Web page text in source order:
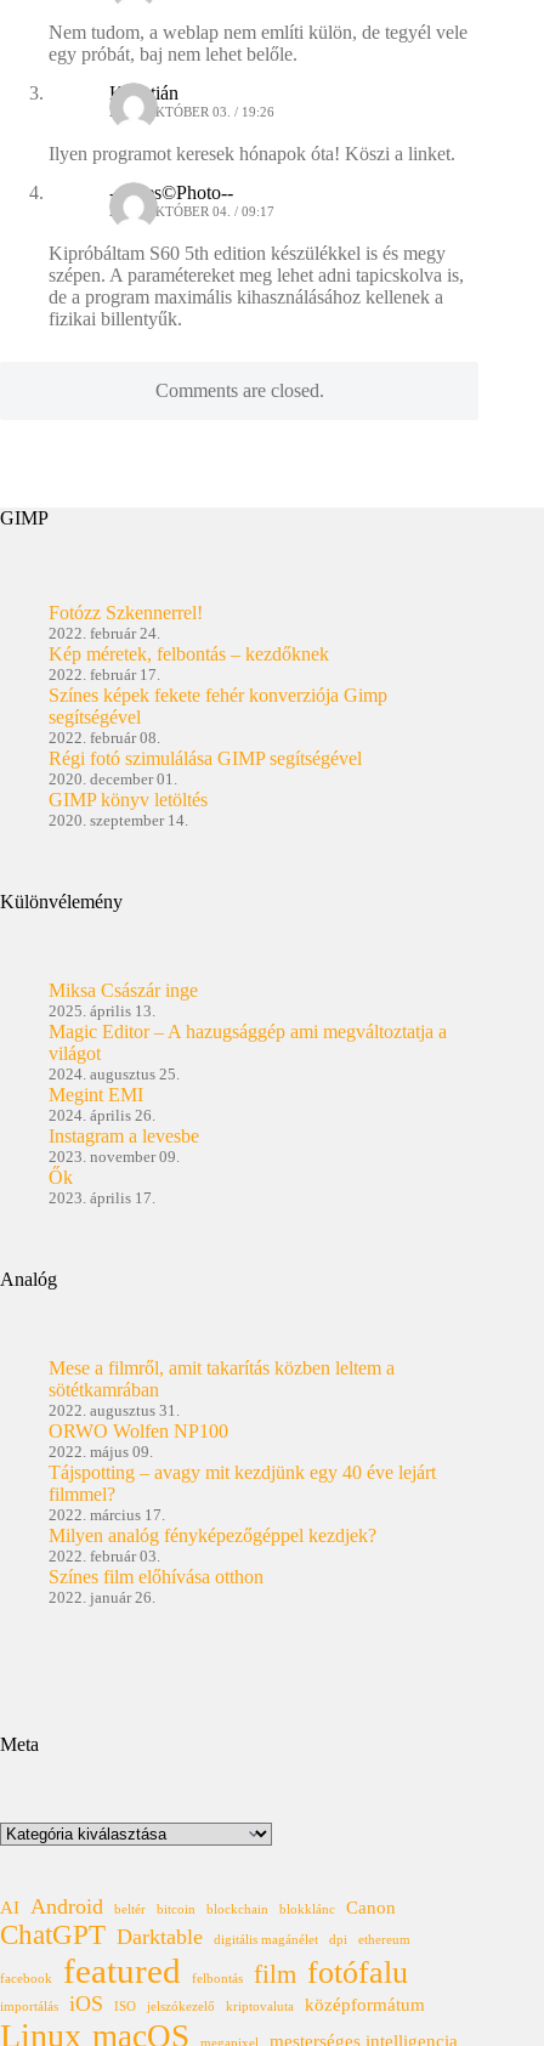
Nem tudom, a weblap nem említi külön, de tegyél vele
egy próbát, baj nem lehet belőle.
Krisztián
2010. OKTÓBER 03. / 19:26
Ilyen programot keresek hónapok óta! Köszi a linket.
--Fejes©Photo--
2010. OKTÓBER 04. / 09:17
Kipróbáltam S60 5th edition készülékkel is és megy
szépen. A paramétereket meg lehet adni tapicskolva is,
de a program maximális kihasználásához kellenek a
fizikai billentyűk.
Comments are closed.
GIMP
Fotózz Szkennerrel!
2022. február 24.
Kép méretek, felbontás – kezdőknek
2022. február 17.
Színes képek fekete fehér konverziója Gimp
segítségével
2022. február 08.
Régi fotó szimulálása GIMP segítségével
2020. december 01.
GIMP könyv letöltés
2020. szeptember 14.
Különvélemény
Miksa Császár inge
2025. április 13.
Magic Editor – A hazugsággép ami megváltoztatja a
világot
2024. augusztus 25.
Megint EMI
2024. április 26.
Instagram a levesbe
2023. november 09.
Ők
2023. április 17.
Analóg
Mese a filmről, amit takarítás közben leltem a
sötétkamrában
2022. augusztus 31.
ORWO Wolfen NP100
2022. május 09.
Tájspotting – avagy mit kezdjünk egy 40 éve lejárt
filmmel?
2022. március 17.
Milyen analóg fényképezőgéppel kezdjek?
2022. február 03.
Színes film előhívása otthon
2022. január 26.
Meta
Kategóriák
AI Android beltér bitcoin blockchain blokklánc Canon
ChatGPT Darktable digitális magánélet dpi ethereum
facebook featured felbontás film fotófalu
importálás iOS ISO jelszókezelő kriptovaluta középformátum
Linux macOS megapixel mesterséges intelligencia